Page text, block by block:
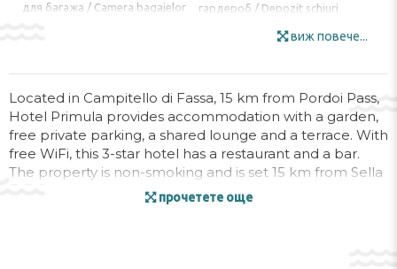
для багажа / Camera bagajelor
гардероб / Depozit schiuri
toate zonele
Wi-Fi / Wi-Fi / Wi-Fi
Golf Course ($) / Курсы
гольфа ($) / Teren de golf
Hiking ($) / Пеший туризм
($) / Drumeții ($)
Skiing / Горнолыжный
спорт / Schi
Shuttle Service ($) /
Трансфер ($) / Serviciu de
виж повече...
Located in Campitello di Fassa, 15 km from Pordoi Pass,
Hotel Primula provides accommodation with a garden,
free private parking, a shared lounge and a terrace. With
free WiFi, this 3-star hotel has a restaurant and a bar.
The property is non-smoking and is set 15 km from Sella
прочетете още